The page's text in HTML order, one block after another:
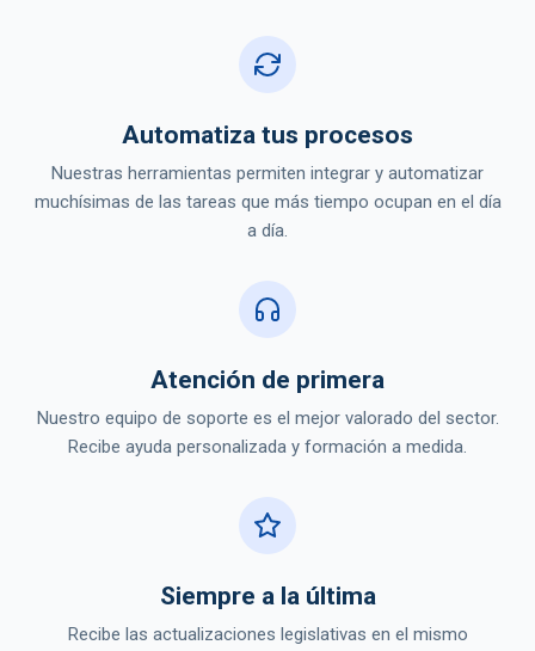
Automatiza tus procesos
Nuestras herramientas permiten integrar y automatizar
muchísimas de las tareas que más tiempo ocupan en el día
a día.
Atención de primera
Nuestro equipo de soporte es el mejor valorado del sector.
Recibe ayuda personalizada y formación a medida.
Siempre a la última
Recibe las actualizaciones legislativas en el mismo